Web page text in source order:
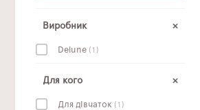
Виробник
Delune (1)
Для кого
Для дівчаток (1)